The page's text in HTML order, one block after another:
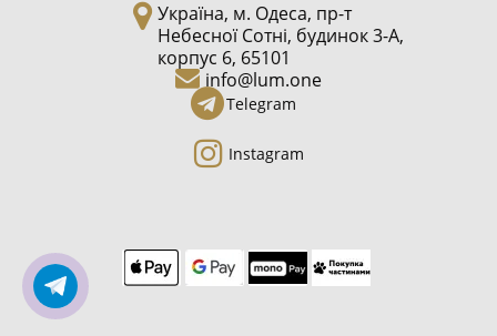
Україна, м. Одеса, пр-т
Небесної Сотні, будинок 3-А,
корпус 6, 65101
info@lum.one
Telegram
Instagram